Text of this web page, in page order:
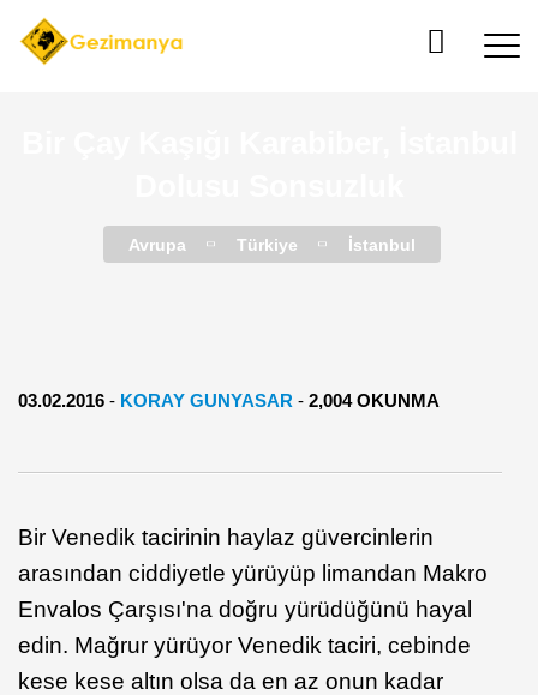
Avrupa Türkiye İstanbul
03.02.2016 - KORAY GUNYASAR - 2,004 OKUNMA
Bir Venedik tacirinin haylaz güvercinlerin
arasından ciddiyetle yürüyüp limandan Makro
Envalos Çarşısı'na doğru yürüdüğünü hayal
edin. Mağrur yürüyor Venedik taciri, cebinde
kese kese altın olsa da en az onun kadar